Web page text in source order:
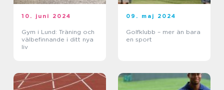
10. juni 2024
Gym i Lund: Träning och
välbefinnande i ditt nya
liv
09. maj 2024
Golfklubb – mer än bara
en sport